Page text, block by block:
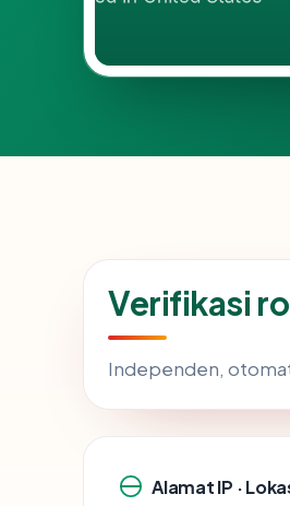
Verifikasi
Independen,
Alamat IP ·